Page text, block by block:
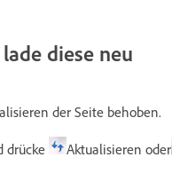
diese neu
der Seite behoben.
drücke Aktualisieren oder